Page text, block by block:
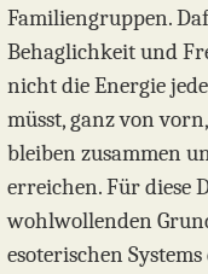
Familiengruppen.
Behaglichkeit und
nicht die Energie
müsst, ganz von
bleiben zusammen
erreichen. Für diese
wohlwollenden
esoterischen